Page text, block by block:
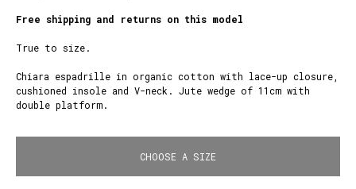
Free shipping and returns on this model
True to size.
Chiara espadrille in organic cotton with lace-up closure,
cushioned insole and V-neck. Jute wedge of 11cm with
double platform.
CHOOSE A SIZE